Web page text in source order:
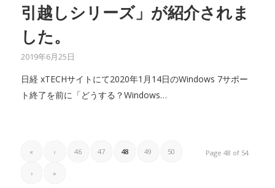
引越しシリーズ」が紹介されま
した。
2019年6月25日
日経 xTECHサイトにて2020年1月14日のWindows 7サポー
ト終了を前に「どうする？Windows…
Page 48 of 54
« ‹ 46 47 48 49 50
› »